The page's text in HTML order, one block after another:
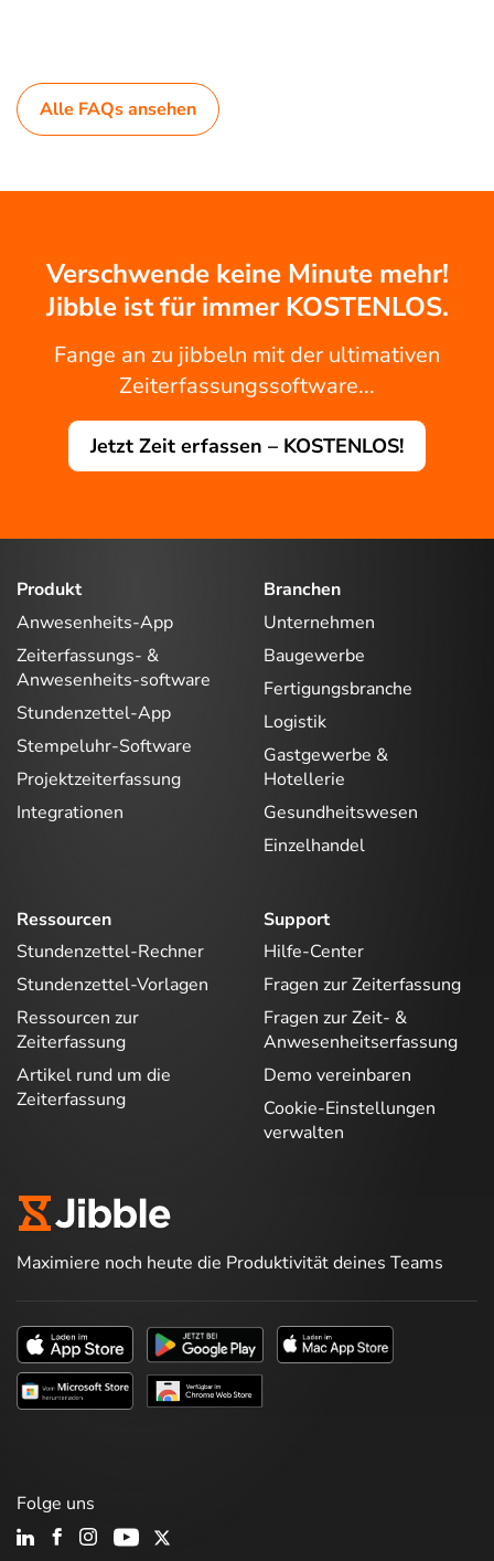
Alle FAQs ansehen
Verschwende keine Minute mehr!
Jibble ist für immer KOSTENLOS.
Fange an zu jibbeln mit der ultimativen
Zeiterfassungssoftware...
Jetzt Zeit erfassen – KOSTENLOS!
Produkt
Anwesenheits-App
Zeiterfassungs- &
Anwesenheits-software
Stundenzettel-App
Stempeluhr-Software
Projektzeiterfassung
Integrationen
Branchen
Unternehmen
Baugewerbe
Fertigungsbranche
Logistik
Gastgewerbe &
Hotellerie
Gesundheitswesen
Einzelhandel
Ressourcen
Stundenzettel-Rechner
Stundenzettel-Vorlagen
Ressourcen zur
Zeiterfassung
Artikel rund um die
Zeiterfassung
Support
Hilfe-Center
Fragen zur Zeiterfassung
Fragen zur Zeit- &
Anwesenheitserfassung
Demo vereinbaren
Cookie-Einstellungen
verwalten
Maximiere noch heute die Produktivität deines Teams
Folge uns